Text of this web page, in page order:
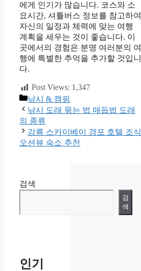
에게 인기가 많습니다. 코스와 소
요시간, 셔틀버스 정보를 참고하여
자신의 일정과 체력에 맞는 여행
계획을 세우는 것이 좋습니다. 이
곳에서의 경험은 분명 여러분의 여
행에 특별한 추억을 추가할 것입니
다.
Post Views: 1,347
카
테
고
리
낚시 & 캠핑
낚시 도래 묶는 법 매듭법 도래
의 종류
강릉 스카이베이 경포 호텔 조식
오션뷰 숙소 추천
검색
검
색
인기